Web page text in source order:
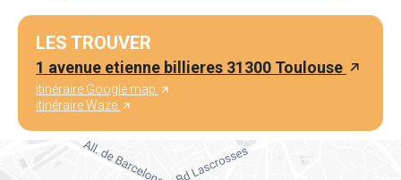
LES TROUVER
1 avenue etienne billieres 31300 Toulouse
itinéraire Google map
itinéraire Waze